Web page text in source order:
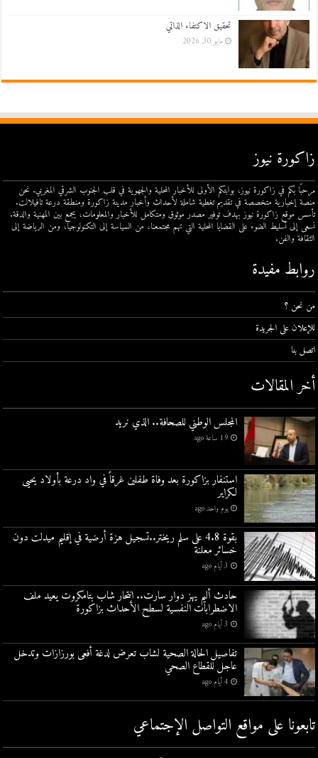
تحقيق الاكتفاء الذاتي
مايو 30, 2026
زاكورة نيوز
مرحبًا بكم في زاكورة نيوز، بوابتكم الأولى للأخبار المحلية والجهوية في قلب الجنوب الشرقي المغربي. نحن
منصة إخبارية متخصصة في تقديم تغطية شاملة لأحداث وأخبار مدينة زاكورة ومنطقة درعة تافيلالت.
تأسس موقع زاكورة نيوز بهدف توفير مصدر موثوق ومتكامل للأخبار والمعلومات، يجمع بين المهنية والدقة.
نسعى إلى تسليط الضوء على القضايا المحلية التي تهم مجتمعنا، من السياسة إلى التكنولوجيا، ومن الرياضة إلى
الثقافة والفن.
روابط مفيدة
من نحن ؟
للإعلان على الجريدة
اتصل بنا
أخر المقالات
المجلس الوطني للصحافة.. الذي نريد
19 ساعة ago
استنفار بزاكورة بعد وفاة طفلين غرقاً في واد درعة بأولاد يحيى
لكراير
يوم واحد ago
بقوة 4.8 على سلم ريختر..تسجيل هزة أرضية في إقليم ميدلت دون
خسائر معلنة
3 أيام ago
حادث أليم يهز دوار سارت.. انتحار شاب بتامكروت يعيد ملف
الاضطرابات النفسية لسطح الأحداث بزاكورة
3 أيام ago
تفاصيل الحالة الصحية لشاب تعرض لدغة أفعى بورزازات وتدخل
عاجل للقطاع الصحي
4 أيام ago
تابعونا على مواقع التواصل اﻹجتماعي